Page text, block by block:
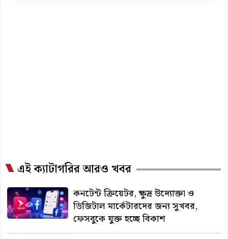
এই ক্যাটাগরির আরও খবর
কনটেন্ট ক্রিয়েটর, ক্ষুদ্র উদ্যোক্তা ও
ডিজিটাল মার্কেটারদের জন্য সুখবর,
ফেসবুকে যুক্ত হচ্ছে বিকাশ